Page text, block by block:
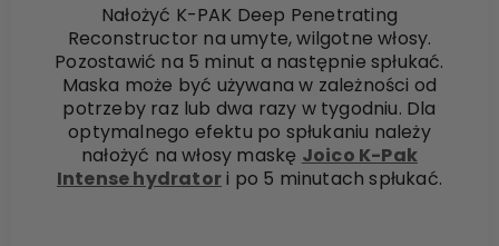
Nałożyć K-PAK Deep Penetrating
Reconstructor na umyte, wilgotne włosy.
Pozostawić na 5 minut a następnie spłukać.
Maska może być używana w zależności od
potrzeby raz lub dwa razy w tygodniu. Dla
optymalnego efektu po spłukaniu należy
nałożyć na włosy maskę Joico K-Pak
Intense hydratori po 5 minutach spłukać.